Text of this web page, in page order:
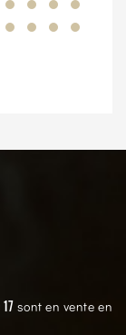
sont en vente en